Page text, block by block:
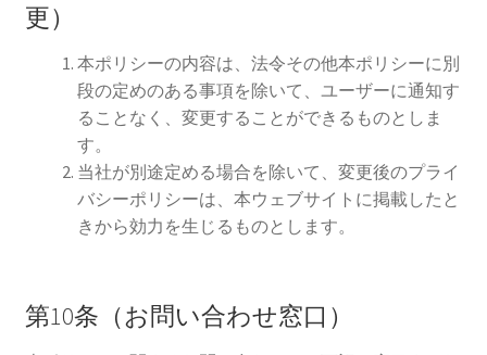
更）
本ポリシーの内容は、法令その他本ポリシーに別
段の定めのある事項を除いて、ユーザーに通知す
ることなく、変更することができるものとしま
す。
当社が別途定める場合を除いて、変更後のプライ
バシーポリシーは、本ウェブサイトに掲載したと
きから効力を生じるものとします。
第10条（お問い合わせ窓口）